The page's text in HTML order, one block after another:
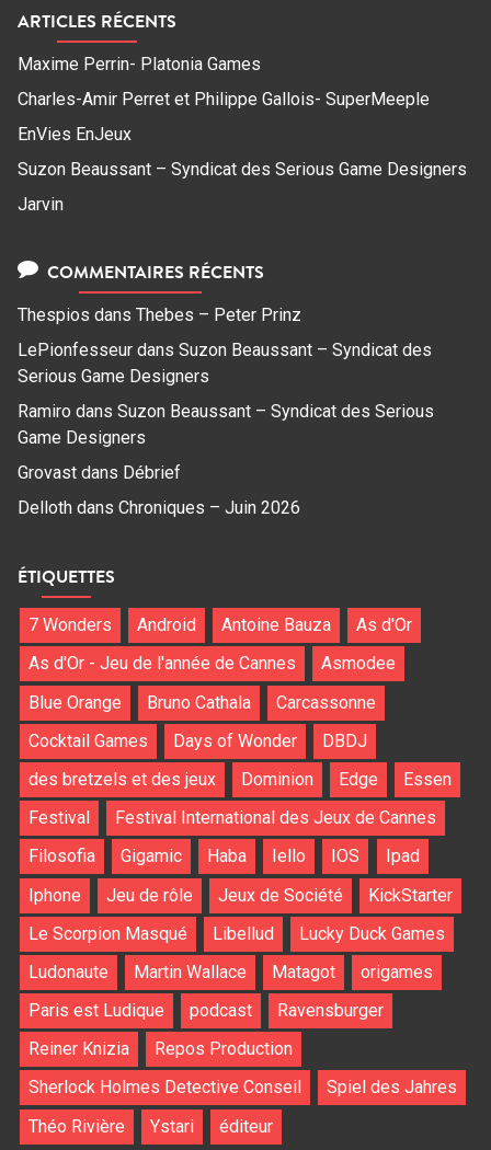
ARTICLES RÉCENTS
Maxime Perrin- Platonia Games
Charles-Amir Perret et Philippe Gallois- SuperMeeple
EnVies EnJeux
Suzon Beaussant – Syndicat des Serious Game Designers
Jarvin
COMMENTAIRES RÉCENTS
Thespios dans Thebes – Peter Prinz
LePionfesseur dans Suzon Beaussant – Syndicat des
Serious Game Designers
Ramiro dans Suzon Beaussant – Syndicat des Serious
Game Designers
Grovast dans Débrief
Delloth dans Chroniques – Juin 2026
ÉTIQUETTES
7 Wonders Android Antoine Bauza
As d'Or
As d'Or - Jeu de l'année de Cannes
Asmodee
Blue Orange
Bruno Cathala
Carcassonne
Cocktail Games
Days of Wonder
DBDJ
des bretzels et des jeux
Dominion Edge
Essen
Festival
Festival International des Jeux de Cannes
Filosofia
Gigamic Haba Iello IOS
Ipad
Iphone
Jeu de rôle Jeux de Société
KickStarter
Le Scorpion Masqué
Libellud
Lucky Duck Games
Ludonaute
Martin Wallace Matagot
origames
Paris est Ludique
podcast
Ravensburger
Reiner Knizia
Repos Production
Sherlock Holmes Detective Conseil
Spiel des Jahres
Théo Rivière
Ystari éditeur